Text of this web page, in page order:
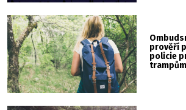
prověří
policie